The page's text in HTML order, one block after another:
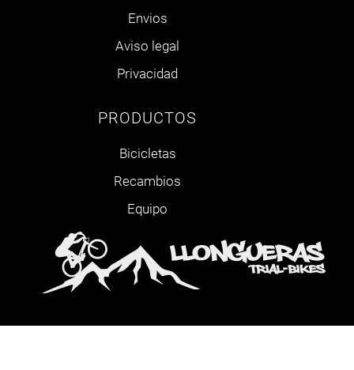
Envios
Aviso legal
Privacidad
PRODUCTOS
Bicicletas
Recambios
Equipo